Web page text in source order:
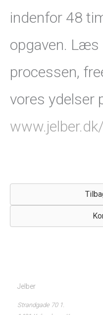
indenfor 48
opgaven. Læs
processen,
vores ydelser
Jelber
Strandgade 70 1.